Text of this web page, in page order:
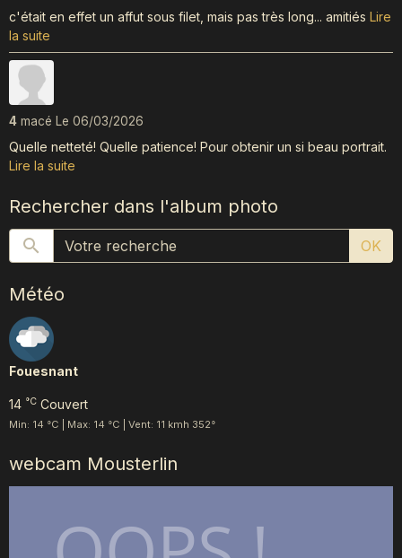
c'était en effet un affut sous filet, mais pas très long... amitiés Lire
la suite
4 macé Le 06/03/2026
Quelle netteté! Quelle patience! Pour obtenir un si beau portrait.
Lire la suite
Rechercher dans l'album photo
OK
Météo
Fouesnant
14 °C Couvert
Min: 14 °C | Max: 14 °C | Vent: 11 kmh 352°
webcam Mousterlin